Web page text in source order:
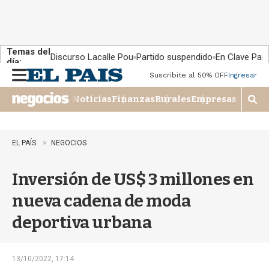
Temas del
día:
Discurso Lacalle Pou Partido suspendido En Clave País
n
u
Suscribite al 50% OFFIngresar
NoticiasFinanzasRuralesEmpresas
M
o
r
b
EL PAÍS NEGOCIOS
Inversión de US$ 3 millones en
nueva cadena de moda
deportiva urbana
13/10/2022, 17:14